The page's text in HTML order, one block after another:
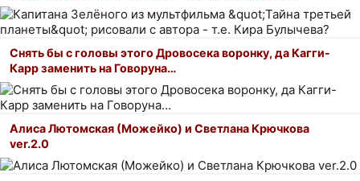
Снять бы с головы этого Дровосека воронку, да Кагги-
Карр заменить на Говоруна…
Алиса Лютомская (Можейко) и Светлана Крючкова
ver.2.0